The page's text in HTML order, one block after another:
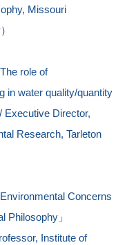
Missouri
role of
in water quality/quantity
Executive Director,
Research, Tarleton
Concerns
Philosophy」
Institute of